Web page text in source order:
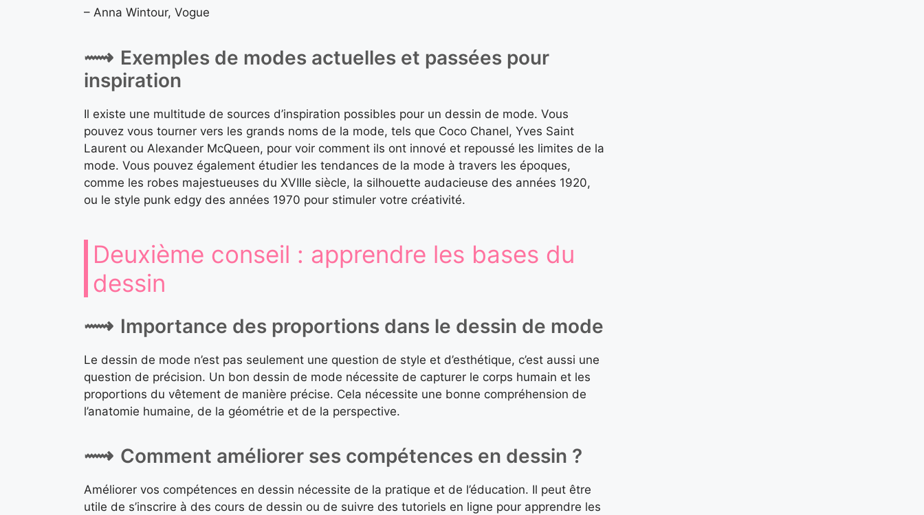
– Anna Wintour, Vogue
Exemples de modes actuelles et passées pour
inspiration
Il existe une multitude de sources d’inspiration possibles pour un dessin de mode. Vous
pouvez vous tourner vers les grands noms de la mode, tels que Coco Chanel, Yves Saint
Laurent ou Alexander McQueen, pour voir comment ils ont innové et repoussé les limites de la
mode. Vous pouvez également étudier les tendances de la mode à travers les époques,
comme les robes majestueuses du XVIIIe siècle, la silhouette audacieuse des années 1920,
ou le style punk edgy des années 1970 pour stimuler votre créativité.
Deuxième conseil : apprendre les bases du
dessin
Importance des proportions dans le dessin de mode
Le dessin de mode n’est pas seulement une question de style et d’esthétique, c’est aussi une
question de précision. Un bon dessin de mode nécessite de capturer le corps humain et les
proportions du vêtement de manière précise. Cela nécessite une bonne compréhension de
l’anatomie humaine, de la géométrie et de la perspective.
Comment améliorer ses compétences en dessin ?
Améliorer vos compétences en dessin nécessite de la pratique et de l’éducation. Il peut être
utile de s’inscrire à des cours de dessin ou de suivre des tutoriels en ligne pour apprendre les